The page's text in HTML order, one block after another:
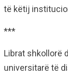
të këtij
***
Librat shkollorë
universitarë të